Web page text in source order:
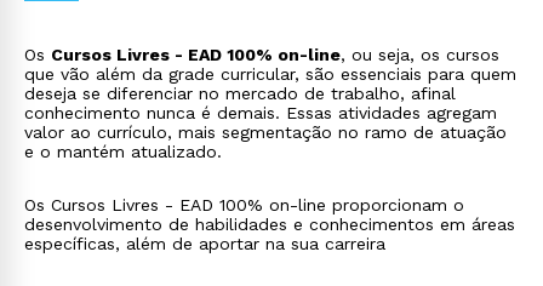
Os Cursos Livres - EAD 100% on-line, ou seja, os cursos
que vão além da grade curricular, são essenciais para quem
deseja se diferenciar no mercado de trabalho, afinal
conhecimento nunca é demais. Essas atividades agregam
valor ao currículo, mais segmentação no ramo de atuação
e o mantém atualizado.
Os Cursos Livres - EAD 100% on-line proporcionam o
desenvolvimento de habilidades e conhecimentos em áreas
específicas, além de aportar na sua carreira